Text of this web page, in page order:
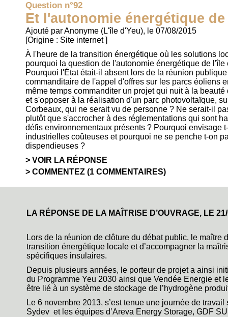
Question n°92
Et l'autonomie énergétique
Ajouté par Anonyme (L'île d'Yeu), le 07/08/2015
[Origine : Site internet]
À l'heure de la transition énergétique où les solutions
pourquoi la question de l'autonomie énergétique de
Pourquoi l'État était-il absent lors de la réunion
commanditaire de l'appel d'offres sur les parcs éoliens
même temps commanditer un projet qui nuit à la
et s'opposer à la réalisation d'un parc photovoltaïque,
Corbeaux, qui ne serait vu de personne ? Ne serait-il
plutôt que s'accrocher à des réglementations qui sont
défis environnementaux présents ? Pourquoi envisage
industrielles coûteuses et pourquoi ne se penche t-on
dispendieuses ?
VOIR LA RÉPONSE
COMMENTEZ (1 COMMENTAIRES)
LA RÉPONSE DE LA MAÎTRISE D’OUVRAGE, LE
Lors de la réunion de clôture du débat public, le maître
transition énergétique locale et d’accompagner la
spécifiques insulaires.
Depuis plusieurs années, le porteur de projet a ainsi
du Programme Yeu 2030 ainsi que Vendée Energie et
être lié à un système de stockage de l’hydrogène
Le 6 novembre 2013, s’est tenue une journée de
Sydev et les équipes d’Areva Energy Storage, GDF